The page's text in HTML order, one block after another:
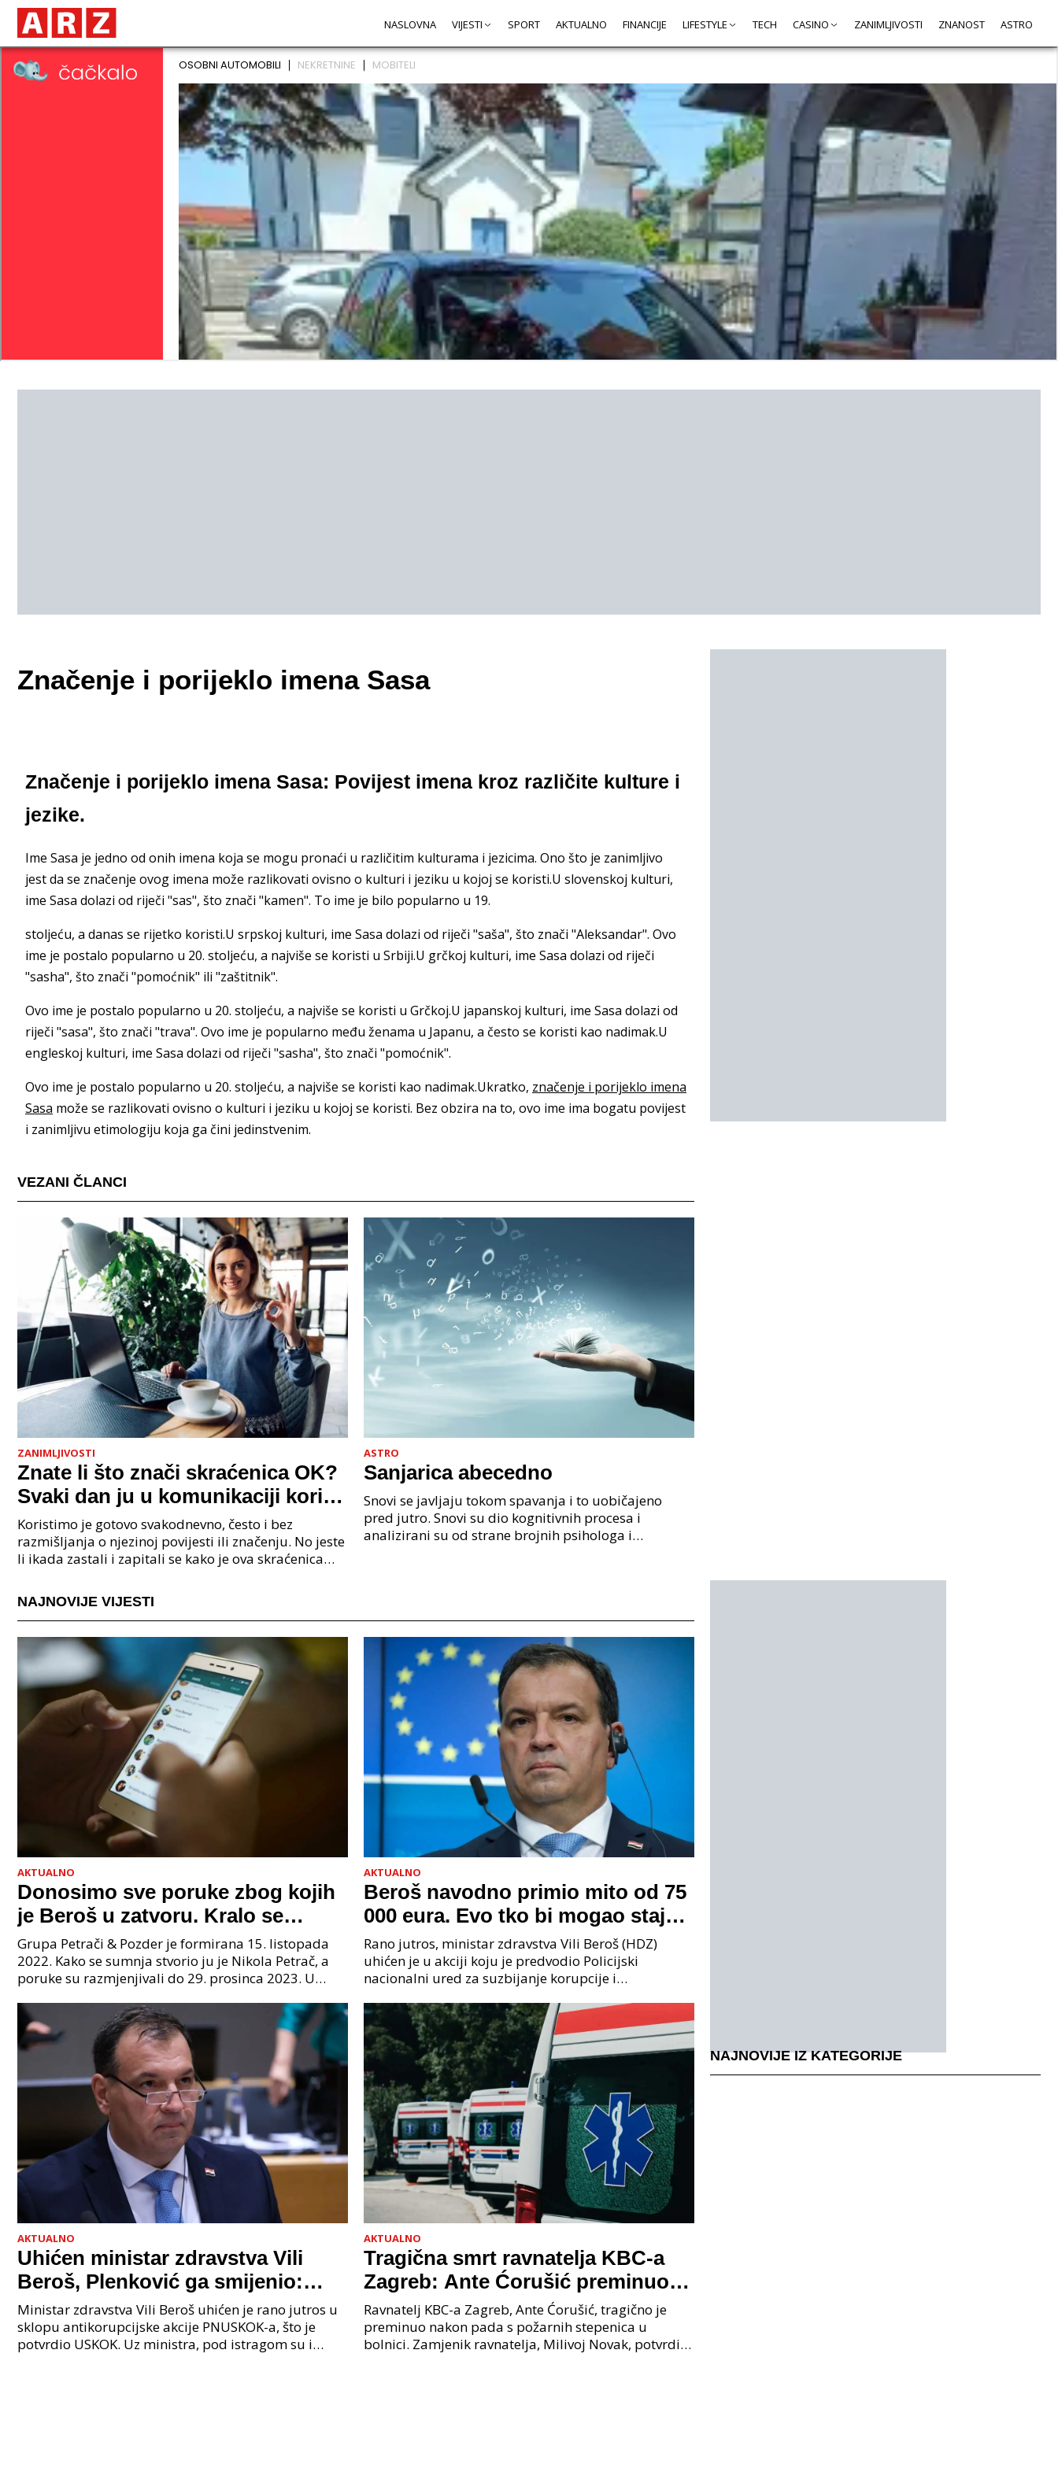
NASLOVNA VIJESTI SPORT AKTUALNO FINANCIJE LIFESTYLE TECH CASINO ZANIMLJIVOSTI ZNANOST ASTRO
Značenje i porijeklo imena Sasa
Značenje i porijeklo imena Sasa: Povijest imena kroz različite kulture i
jezike.
Ime Sasa je jedno od onih imena koja se mogu pronaći u različitim kulturama i jezicima. Ono što je zanimljivo
jest da se značenje ovog imena može razlikovati ovisno o kulturi i jeziku u kojoj se koristi.U slovenskoj kulturi,
ime Sasa dolazi od riječi "sas", što znači "kamen". To ime je bilo popularno u 19.
stoljeću, a danas se rijetko koristi.U srpskoj kulturi, ime Sasa dolazi od riječi "saša", što znači "Aleksandar". Ovo
ime je postalo popularno u 20. stoljeću, a najviše se koristi u Srbiji.U grčkoj kulturi, ime Sasa dolazi od riječi
"sasha", što znači "pomoćnik" ili "zaštitnik".
Ovo ime je postalo popularno u 20. stoljeću, a najviše se koristi u Grčkoj.U japanskoj kulturi, ime Sasa dolazi od
riječi "sasa", što znači "trava". Ovo ime je popularno među ženama u Japanu, a često se koristi kao nadimak.U
engleskoj kulturi, ime Sasa dolazi od riječi "sasha", što znači "pomoćnik".
Ovo ime je postalo popularno u 20. stoljeću, a najviše se koristi kao nadimak.Ukratko, značenje i porijeklo imena
Sasa može se razlikovati ovisno o kulturi i jeziku u kojoj se koristi. Bez obzira na to, ovo ime ima bogatu povijest
i zanimljivu etimologiju koja ga čini jedinstvenim.
VEZANI ČLANCI
ZANIMLJIVOSTI
Znate li što znači skraćenica OK?
Svaki dan ju u komunikaciji koristi
cijeli svijet.
Koristimo je gotovo svakodnevno, često i bez
razmišljanja o njezinoj povijesti ili značenju. No jeste
li ikada zastali i zapitali se kako je ova skraćenica
ASTRO
Sanjarica abecedno
Snovi se javljaju tokom spavanja i to uobičajeno
pred jutro. Snovi su dio kognitivnih procesa i
analizirani su od strane brojnih psihologa i
NAJNOVIJE VIJESTI
AKTUALNO
Donosimo sve poruke zbog kojih
je Beroš u zatvoru. Kralo se
godinama. Tko će iz vlade biti
sljedeći uhićen?
Grupa Petrači & Pozder je formirana 15. listopada
2022. Kako se sumnja stvorio ju je Nikola Petrač, a
poruke su razmjenjivali do 29. prosinca 2023. U
AKTUALNO
Beroš navodno primio mito od 75
000 eura. Evo tko bi mogao stajati
na čelu zločinačkog udruženja
Rano jutros, ministar zdravstva Vili Beroš (HDZ)
uhićen je u akciji koju je predvodio Policijski
nacionalni ured za suzbijanje korupcije i
priopćenju USKOK
AKTUALNO
Uhićen ministar zdravstva Vili
Beroš, Plenković ga smijenio:
Istraga USKOK-a zbog korupcije
Ministar zdravstva Vili Beroš uhićen je rano jutros u
sklopu antikorupcijske akcije PNUSKOK-a, što je
potvrdio USKOK. Uz ministra, pod istragom su i
AKTUALNO
Tragična smrt ravnatelja KBC-a
Zagreb: Ante Ćorušić preminuo
nakon pada u bolnici, policija na
mjestu događaja
Ravnatelj KBC-a Zagreb, Ante Ćorušić, tragično je
preminuo nakon pada s požarnih stepenica u
bolnici. Zamjenik ravnatelja, Milivoj Novak, potvrdio
NAJNOVIJE IZ KATEGORIJE